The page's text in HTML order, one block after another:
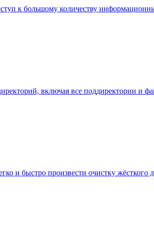
к большому количеству
включая все поддиректории
и быстро произвести очистку